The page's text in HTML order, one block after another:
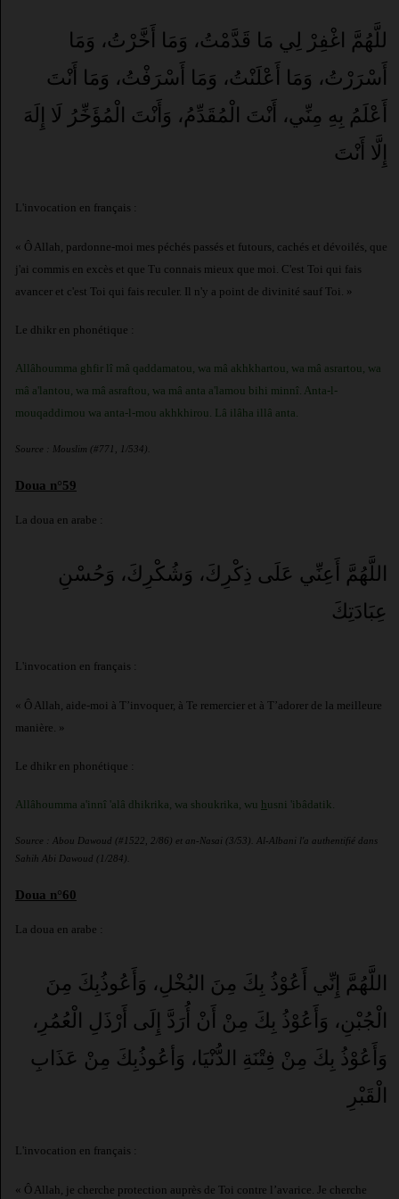
للَّهُمَّ اغْفِرْ لِي مَا قَدَّمْتُ، وَمَا أَخَّرْتُ، وَمَا
أَسْرَرْتُ، وَمَا أَعْلَنْتُ، وَمَا أَسْرَفْتُ، وَمَا أَنْتَ
أَعْلَمُ بِهِ مِنِّي، أَنْتَ الْمُقَدِّمُ، وَأَنْتَ الْمُؤَخِّرُ لَا إِلَهَ
إِلَّا أَنْتَ
L'invocation en français :
« Ô Allah, pardonne-moi mes péchés passés et futours, cachés et dévoilés, que
j'ai commis en excès et que Tu connais mieux que moi. C'est Toi qui fais
avancer et c'est Toi qui fais reculer. Il n'y a point de divinité sauf Toi. »
Le dhikr en phonétique :
Allâhoumma ghfir lî mâ qaddamatou, wa mâ akhkhartou, wa mâ asrartou, wa
mâ a'lantou, wa mâ asraftou, wa mâ anta a'lamou bihi minnî. Anta-l-
mouqaddimou wa anta-l-mou akhkhirou. Lâ ilâha illâ anta.
Source : Mouslim (#771, 1/534).
Doua n°59
La doua en arabe :
اللَّهُمَّ أَعِنِّي عَلَى ذِكْرِكَ، وَشُكْرِكَ، وَحُسْنِ
عِبَادَتِكَ
L'invocation en français :
« Ô Allah, aide-moi à T’invoquer, à Te remercier et à T’adorer de la meilleure
manière. »
Le dhikr en phonétique :
Allâhoumma a'innî 'alâ dhikrika, wa shoukrika, wu husni 'ibâdatik.
Source : Abou Dawoud (#1522, 2/86) et an-Nasai (3/53). Al-Albani l'a authentifié dans
Sahih Abi Dawoud (1/284).
Doua n°60
La doua en arabe :
اللَّهُمَّ إِنِّي أَعُوْذُ بِكَ مِنَ البُخْلِ، وَأَعُوذُبِكَ مِنَ
الْجُبْنِ، وَأَعُوْذُ بِكَ مِنْ أَنْ أُرَدَّ إِلَى أَرْذَلِ الْعُمُرِ،
وَأَعُوْذُ بِكَ مِنْ فِتْنَةِ الدُّنْيَا، وَأعُوذُبِكَ مِنْ عَذَابِ
الْقَبْرِ
L'invocation en français :
« Ô Allah, je cherche protection auprès de Toi contre l’avarice. Je cherche